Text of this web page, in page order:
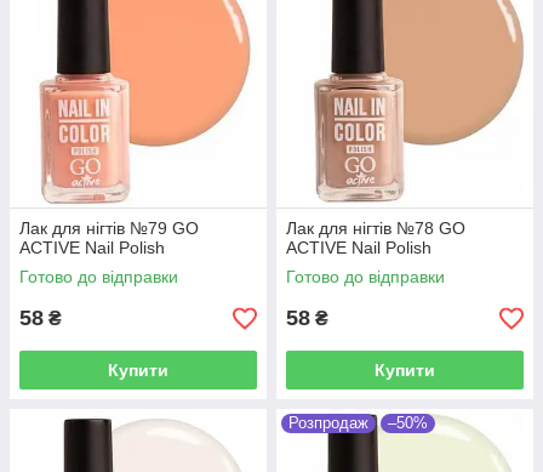
Лак для нігтів №79 GO
ACTIVE Nail Polish
Готово до відправки
58 ₴
Купити
Лак для нігтів №78 GO
ACTIVE Nail Polish
Готово до відправки
58 ₴
Купити
Розпродаж –50%